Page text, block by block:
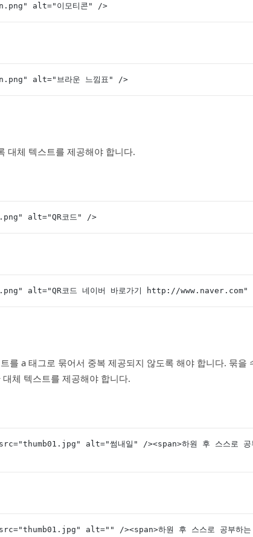
alt="이모티콘" />
alt="브라운 느낌표" />
대체 텍스트를 제공해야 합니다.
alt="QR코드" />
alt="QR코드 네이버 바로가기 http://www.naver.com"
를 a 태그로 묶어서 중복 제공되지 않도록 해야 합니다. 묶을
체 텍스트를 제공해야 합니다.
alt="썸내일" /><span>하원 후 스스로 공
alt="" /><span>하원 후 스스로 공부하는